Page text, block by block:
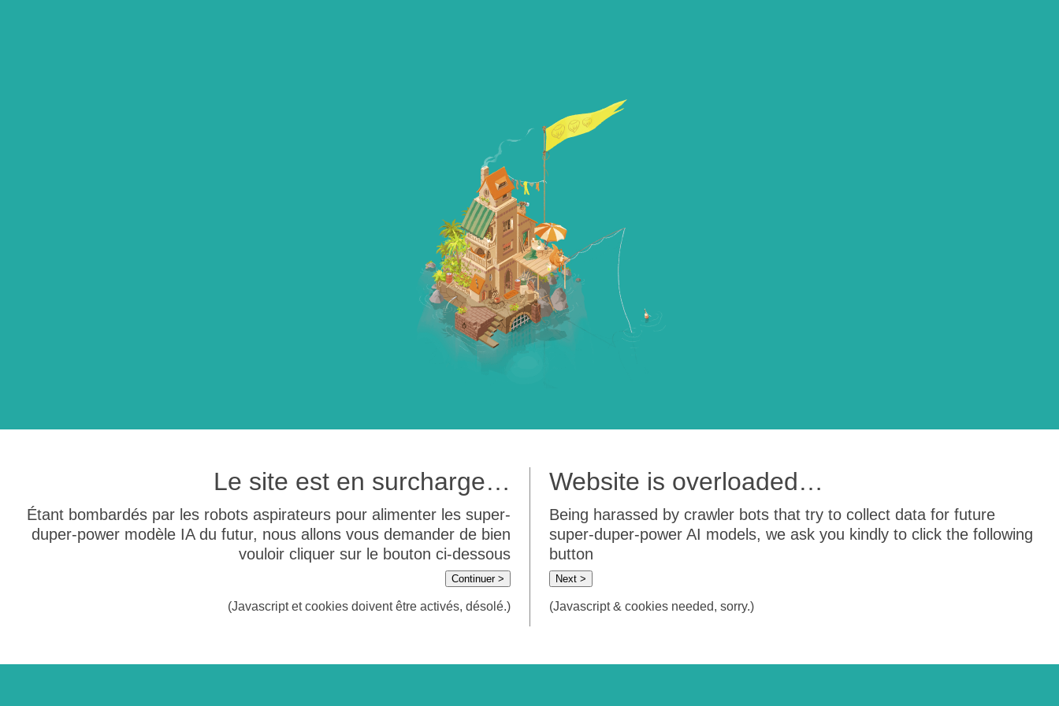
Le site est en surcharge…
Étant bombardés par les robots aspirateurs pour alimenter les super-
duper-power modèle IA du futur, nous allons vous demander de bien
vouloir cliquer sur le bouton ci-dessous
Continuer >
(Javascript et cookies doivent être activés, désolé.)
Website is overloaded…
Being harassed by crawler bots that try to collect data for future
super-duper-power AI models, we ask you kindly to click the following
button
Next >
(Javascript & cookies needed, sorry.)